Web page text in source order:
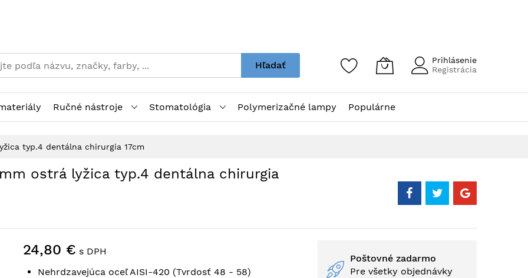
Hľadať
Prihlásenie
Registrácia
Ručné nástroje Stomatológia Polymerizačné lampy Populárne
typ.4 dentálna chirurgia 17cm
ostrá lyžica typ.4 dentálna chirurgia
24,80 € s DPH
Nehrdzavejúca oceľ AISI-420 (Tvrdosť 48 - 58)
Poštovné zadarmo
Pre všetky objednávky